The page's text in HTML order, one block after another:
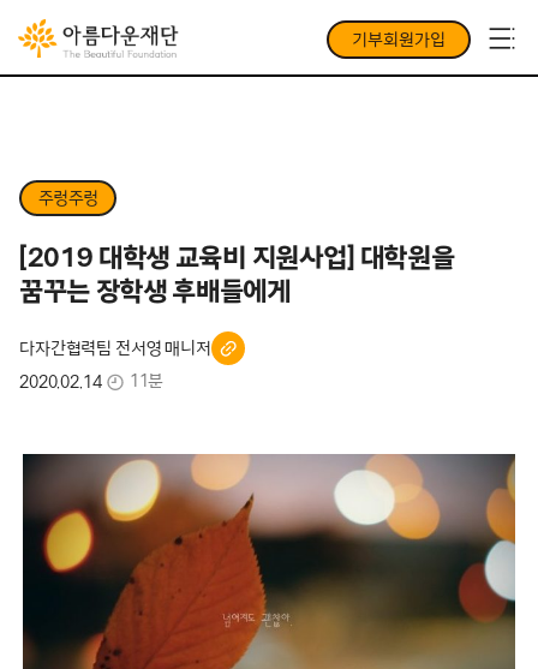
기부회원가입
주렁주렁
[2019 대학생 교육비 지원사업] 대학원을
꿈꾸는 장학생 후배들에게
다자간협력팀 전서영 매니저
2020.02.14
11분